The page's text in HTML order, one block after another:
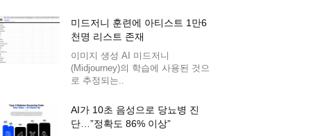
미드저니 훈련에 아티스트 1만6
천명 리스트 존재
이미지 생성 AI 미드저니
(Midjourney)의 학습에 사용된 것으
로 추정되는..
AI가 10초 음성으로 당뇨병 진
단…”정확도 86% 이상”